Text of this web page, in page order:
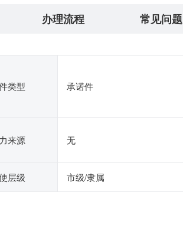
办理流程 常见问题
类型 承诺件
来源 无
层级 市级/隶属